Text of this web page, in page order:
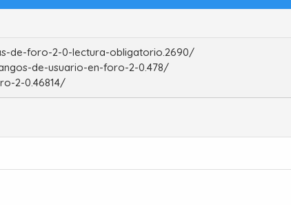
de-foro-2-0-lectura-obligatorio.2690/
de-usuario-en-foro-2-0.478/
2-0.46814/